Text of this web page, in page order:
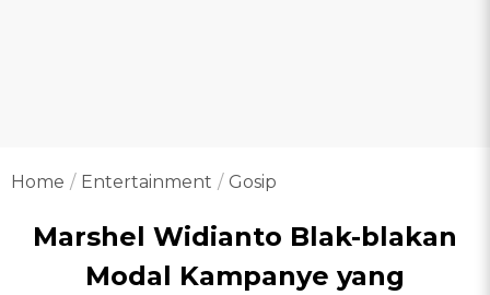
Home Entertainment Gosip
Marshel Widianto Blak-blakan
Modal Kampanye yang